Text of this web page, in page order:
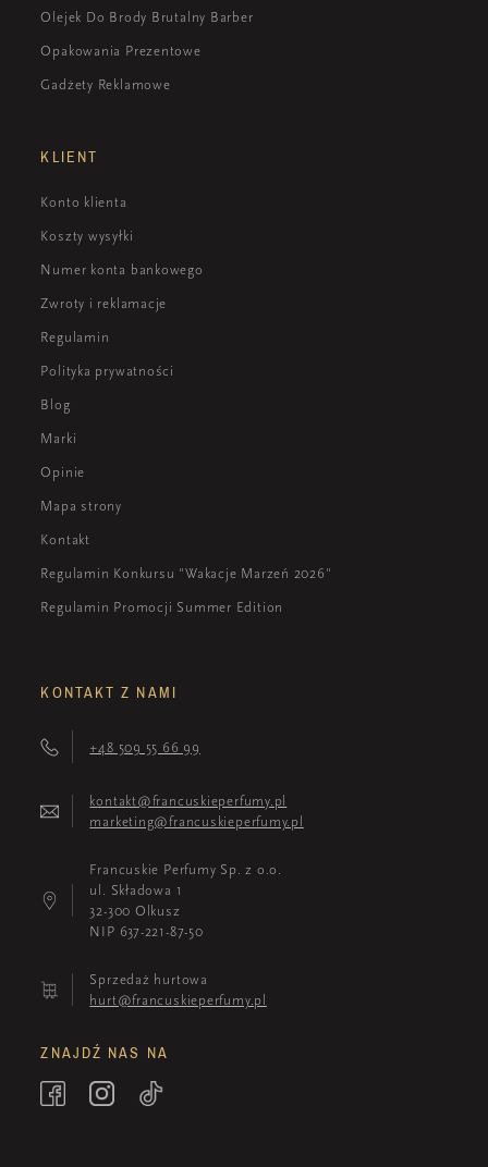
Olejek Do Brody Brutalny Barber
Opakowania Prezentowe
Gadżety Reklamowe
KLIENT
Konto klienta
Koszty wysyłki
Numer konta bankowego
Zwroty i reklamacje
Regulamin
Polityka prywatności
Blog
Marki
Opinie
Mapa strony
Kontakt
Regulamin Konkursu "Wakacje Marzeń 2026"
Regulamin Promocji Summer Edition
KONTAKT Z NAMI
+48 509 55 66 99
kontakt@francuskieperfumy.pl
marketing@francuskieperfumy.pl
Francuskie Perfumy Sp. z o.o.
ul. Składowa 1
32-300 Olkusz
NIP 637-221-87-50
Sprzedaż hurtowa
hurt@francuskieperfumy.pl
ZNAJDŹ NAS NA